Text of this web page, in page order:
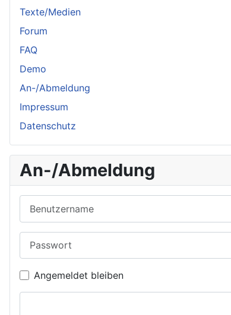
Texte/Medien
Forum
FAQ
Demo
An-/Abmeldung
Impressum
Datenschutz
An-/Abmeldung
Angemeldet bleiben